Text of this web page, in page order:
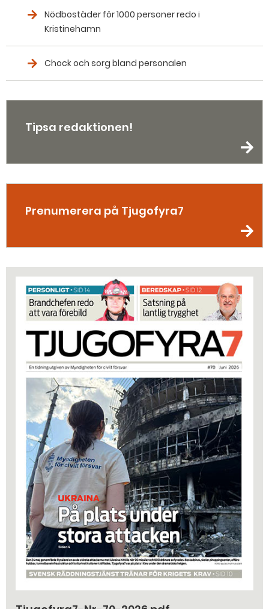
Nödbostäder för 1000 personer redo i
Kristinehamn
Chock och sorg bland personalen
Tipsa redaktionen!
Prenumerera på Tjugofyra7